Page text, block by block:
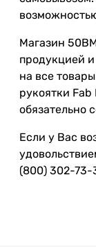
Магазин
продукцией
на все
рукоятки
обязательно
Если у Вас
(800) 302-73-